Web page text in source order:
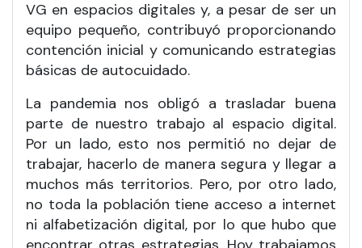
VG en espacios digitales y, a pesar de ser un
equipo pequeño, contribuyó proporcionando
contención inicial y comunicando estrategias
básicas de autocuidado.
La pandemia nos obligó a trasladar buena
parte de nuestro trabajo al espacio digital.
Por un lado, esto nos permitió no dejar de
trabajar, hacerlo de manera segura y llegar a
muchos más territorios. Pero, por otro lado,
no toda la población tiene acceso a internet
ni alfabetización digital, por lo que hubo que